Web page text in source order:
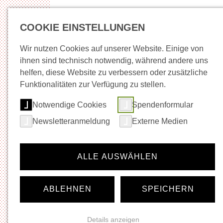
Neuigkeiten Wege in Arbeit Beratung +
Startseite Musik
Veranstaltungskalender
Ticket-Shop
Künstler*innen- und Agenturinfos
COOKIE EINSTELLUNGEN
Wir nutzen Cookies auf unserer Website. Einige von
ihnen sind technisch notwendig, während andere uns
helfen, diese Website zu verbessern oder zusätzliche
Funktionalitäten zur Verfügung zu stellen.
Notwendige Cookies
Spendenformular
Newsletteranmeldung
Externe Medien
ALLE AUSWÄHLEN
ABLEHNEN SPEICHERN
Details anzeigen